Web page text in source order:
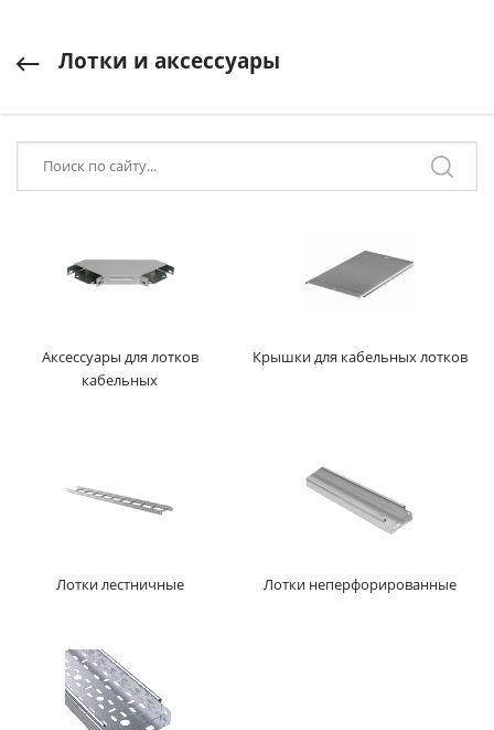
Лотки и аксессуары
Аксессуары для лотков
кабельных
Крышки для кабельных лотков
Лотки лестничные Лотки неперфорированные